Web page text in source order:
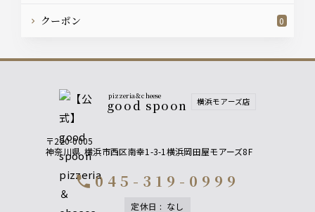
クーポン 0
pizzeria＆cheese
good spoon 横浜モアーズ店
〒220-0005
神奈川県 横浜市西区南幸1-3-1横浜岡田屋モアーズ8F
call 045-319-0999
定休日 : なし